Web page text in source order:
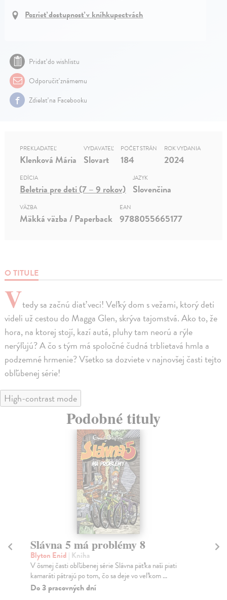
Pozrieť dostupnosť v kníhkupectvách
Pridať do wishlistu
Odporučiť známemu
Zdielať na Facebooku
O TITULE
Vtedy sa začnú diať veci! Veľký dom s vežami, ktorý deti
videli už cestou do Magga Glen, skrýva tajomstvá. Ako to, že
hora, na ktorej stojí, kazí autá, pluhy tam neorú a rýle
nerýľujú? A čo s tým má spoločné čudná trblietavá hmla a
podzemné hrmenie? Všetko sa dozviete v najnovšej časti tejto
obľúbenej série!
PREKLADATEĽ
Klenková Mária
VYDAVATEĽ
Slovart
POČET STRÁN
184
ROK VYDANIA
2024
EDÍCIA
Beletria pre deti (7 – 9 rokov)
JAZYK
Slovenčina
VÄZBA
Mäkká väzba / Paperback
EAN
9788055665177
High-contrast mode
Podobné tituly
Slávna 5 má problémy 8
Blyton Enid | Kniha
V ôsmej časti obľúbenej série Slávna päťka naši piati
kamaráti pátrajú po tom, čo sa deje vo veľkom ...
Do 3 pracovných dní